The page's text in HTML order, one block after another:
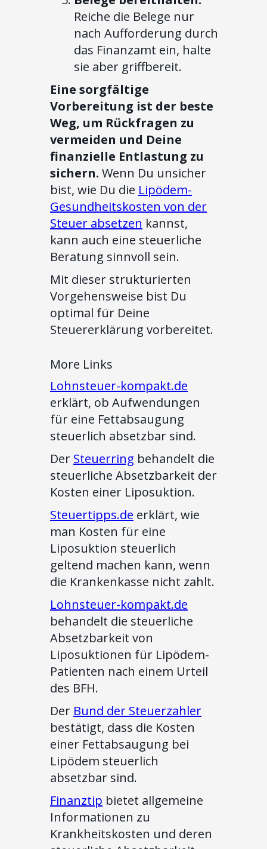
Reiche die Belege nur
nach Aufforderung durch
das Finanzamt ein, halte
sie aber griffbereit.
Eine sorgfältige
Vorbereitung ist der beste
Weg, um Rückfragen zu
vermeiden und Deine
finanzielle Entlastung zu
sichern. Wenn Du unsicher
bist, wie Du die Lipödem-
Gesundheitskosten von der
Steuer absetzen kannst,
kann auch eine steuerliche
Beratung sinnvoll sein.
Mit dieser strukturierten
Vorgehensweise bist Du
optimal für Deine
Steuererklärung vorbereitet.
More Links
Lohnsteuer-kompakt.de
erklärt, ob Aufwendungen
für eine Fettabsaugung
steuerlich absetzbar sind.
Der Steuerring behandelt die
steuerliche Absetzbarkeit der
Kosten einer Liposuktion.
Steuertipps.de erklärt, wie
man Kosten für eine
Liposuktion steuerlich
geltend machen kann, wenn
die Krankenkasse nicht zahlt.
Lohnsteuer-kompakt.de
behandelt die steuerliche
Absetzbarkeit von
Liposuktionen für Lipödem-
Patienten nach einem Urteil
des BFH.
Der Bund der Steuerzahler
bestätigt, dass die Kosten
einer Fettabsaugung bei
Lipödem steuerlich
absetzbar sind.
Finanztip bietet allgemeine
Informationen zu
Krankheitskosten und deren